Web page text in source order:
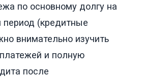
по основному долгу на
(кредитные
внимательно изучить
и полную
после